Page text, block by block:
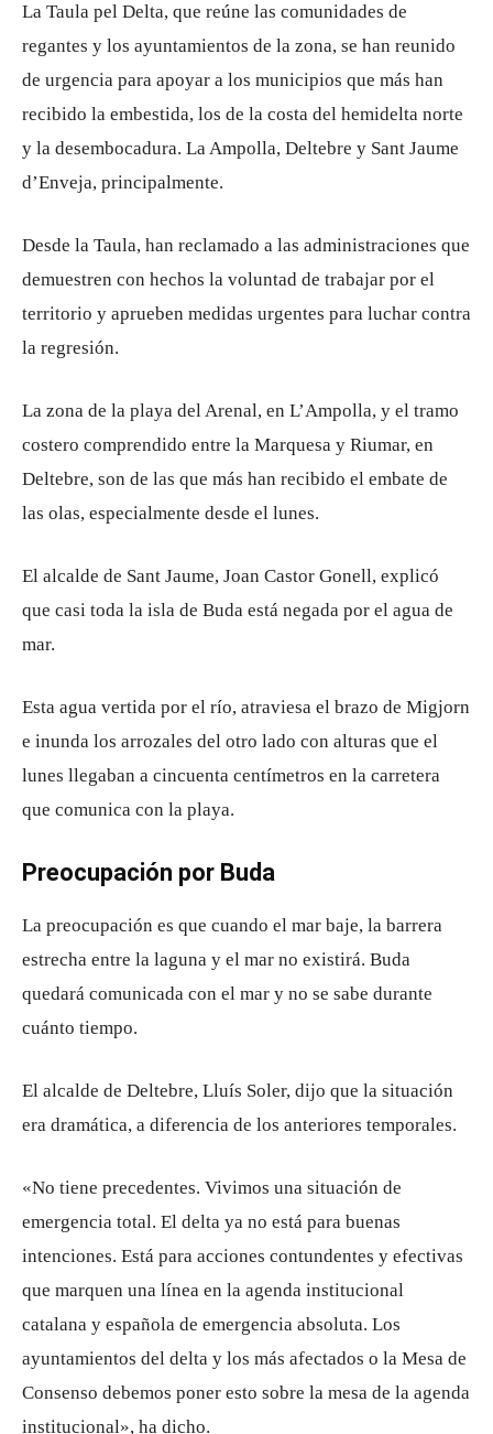
La Taula pel Delta, que reúne las comunidades de
regantes y los ayuntamientos de la zona, se han reunido
de urgencia para apoyar a los municipios que más han
recibido la embestida, los de la costa del hemidelta norte
y la desembocadura. La Ampolla, Deltebre y Sant Jaume
d’Enveja, principalmente.
Desde la Taula, han reclamado a las administraciones que
demuestren con hechos la voluntad de trabajar por el
territorio y aprueben medidas urgentes para luchar contra
la regresión.
La zona de la playa del Arenal, en L’Ampolla, y el tramo
costero comprendido entre la Marquesa y Riumar, en
Deltebre, son de las que más han recibido el embate de
las olas, especialmente desde el lunes.
El alcalde de Sant Jaume, Joan Castor Gonell, explicó
que casi toda la isla de Buda está negada por el agua de
mar.
Esta agua vertida por el río, atraviesa el brazo de Migjorn
e inunda los arrozales del otro lado con alturas que el
lunes llegaban a cincuenta centímetros en la carretera
que comunica con la playa.
Preocupación por Buda
La preocupación es que cuando el mar baje, la barrera
estrecha entre la laguna y el mar no existirá. Buda
quedará comunicada con el mar y no se sabe durante
cuánto tiempo.
El alcalde de Deltebre, Lluís Soler, dijo que la situación
era dramática, a diferencia de los anteriores temporales.
«No tiene precedentes. Vivimos una situación de
emergencia total. El delta ya no está para buenas
intenciones. Está para acciones contundentes y efectivas
que marquen una línea en la agenda institucional
catalana y española de emergencia absoluta. Los
ayuntamientos del delta y los más afectados o la Mesa de
Consenso debemos poner esto sobre la mesa de la agenda
institucional», ha dicho.